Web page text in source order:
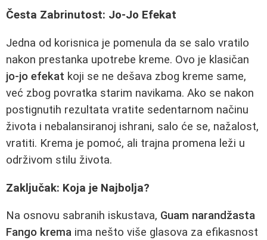
Česta Zabrinutost: Jo-Jo Efekat
Jedna od korisnica je pomenula da se salo vratilo
nakon prestanka upotrebe kreme. Ovo je klasičan
jo-jo efekat koji se ne dešava zbog kreme same,
već zbog povratka starim navikama. Ako se nakon
postignutih rezultata vratite sedentarnom načinu
života i nebalansiranoj ishrani, salo će se, nažalost,
vratiti. Krema je pomoć, ali trajna promena leži u
održivom stilu života.
Zaključak: Koja je Najbolja?
Na osnovu sabranih iskustava, Guam narandžasta
Fango krema ima nešto više glasova za efikasnost